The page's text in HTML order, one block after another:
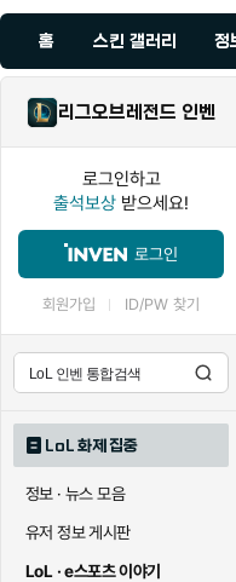
홈 스킨 갤러리 정
리그오브레전드 인벤
로그인하고
출석보상 받으세요!
로그인
회원가입 ID/PW 찾기
LoL 화제 집중
정보 · 뉴스 모음
유저 정보 게시판
LoL · e스포츠 이야기